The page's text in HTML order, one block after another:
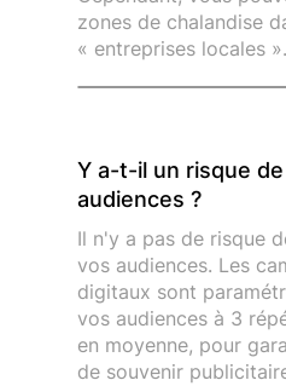
zones de chalandise
« entreprises locales ».
Y a-t-il un risque
audiences ?
Il n'y a pas de risque
vos audiences. Les
digitaux sont
vos audiences à 3
en moyenne, pour
de souvenir